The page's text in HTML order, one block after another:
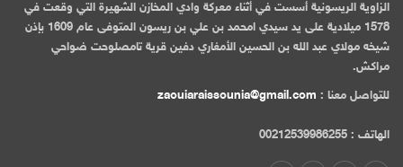
الزاوية الريسونية أسست في أثناء معركة وادي المخازن الشهيرة التي وقعت في
1578 ميلادية على يد سيدي امحمد بن علي بن ريسون المتوفى عام 1609 بإذن
شيخه مولاي عبد الله بن الحسين الأمغاري دفين قرية تامصلوحت ضواحي
مراكش.
للتواصل معنا : zaouiaraissounia@gmail.com
الهاتف : 00212539986255